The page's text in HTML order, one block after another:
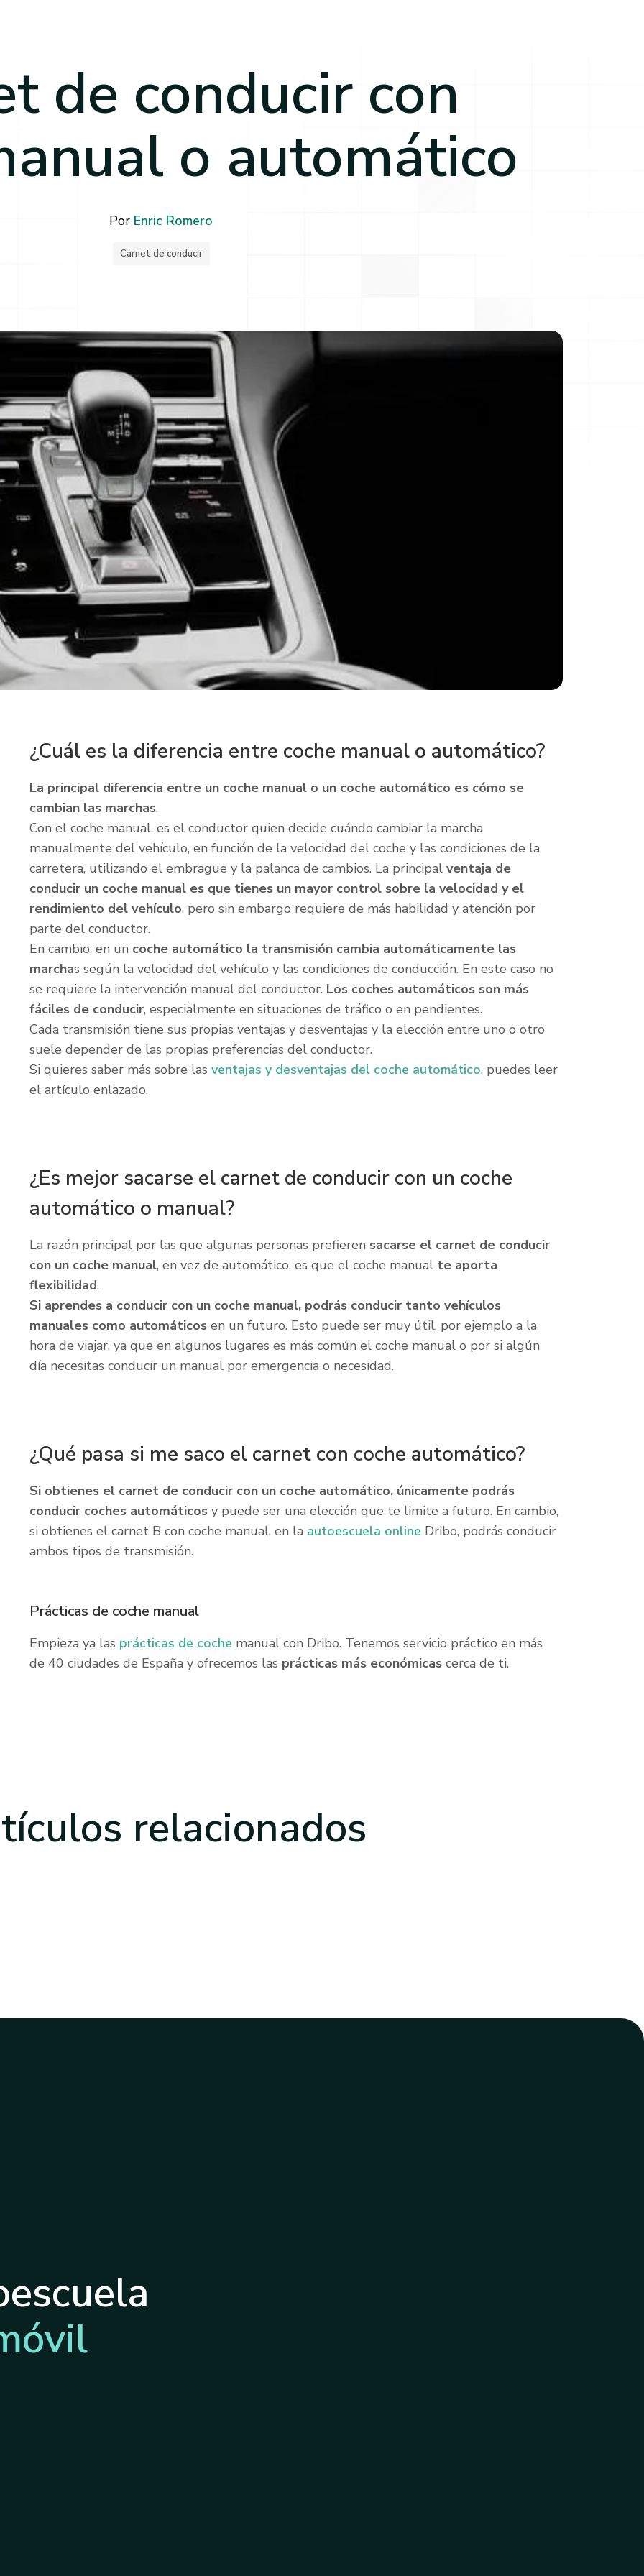
de conducir con
o automático
Por Enric Romero
Carnet de conducir
¿Cuál es la diferencia entre coche manual o automático?
La principal diferencia entre un coche manual o un coche automático es cómo se
cambian las marchas.
Con el coche manual, es el conductor quien decide cuándo cambiar la marcha
manualmente del vehículo, en función de la velocidad del coche y las condiciones de la
carretera, utilizando el embrague y la palanca de cambios. La principal ventaja de
conducir un coche manual es que tienes un mayor control sobre la velocidad y el
rendimiento del vehículo, pero sin embargo requiere de más habilidad y atención por
parte del conductor.
En cambio, en un coche automático la transmisión cambia automáticamente las
marchas según la velocidad del vehículo y las condiciones de conducción. En este caso no
se requiere la intervención manual del conductor. Los coches automáticos son más
fáciles de conducir, especialmente en situaciones de tráfico o en pendientes.
Cada transmisión tiene sus propias ventajas y desventajas y la elección entre uno o otro
suele depender de las propias preferencias del conductor.
Si quieres saber más sobre las ventajas y desventajas del coche automático, puedes leer
el artículo enlazado.
¿Es mejor sacarse el carnet de conducir con un coche
automático o manual?
La razón principal por las que algunas personas prefieren sacarse el carnet de conducir
con un coche manual, en vez de automático, es que el coche manual te aporta
flexibilidad.
Si aprendes a conducir con un coche manual, podrás conducir tanto vehículos
manuales como automáticosen un futuro. Esto puede ser muy útil, por ejemplo a la
hora de viajar, ya que en algunos lugares es más común el coche manual o por si algún
día necesitas conducir un manual por emergencia o necesidad.
¿Qué pasa si me saco el carnet con coche automático?
Si obtienes el carnet de conducir con un coche automático, únicamente podrás
conducir coches automáticosy puede ser una elección que te limite a futuro. En cambio,
si obtienes el carnet B con coche manual, en la autoescuela online Dribo, podrás conducir
ambos tipos de transmisión.
Prácticas de coche manual
Empieza ya las prácticas de coche manual con Dribo. Tenemos servicio práctico en más
de 40 ciudades de España y ofrecemos las prácticas más económicascerca de ti.
relacionados